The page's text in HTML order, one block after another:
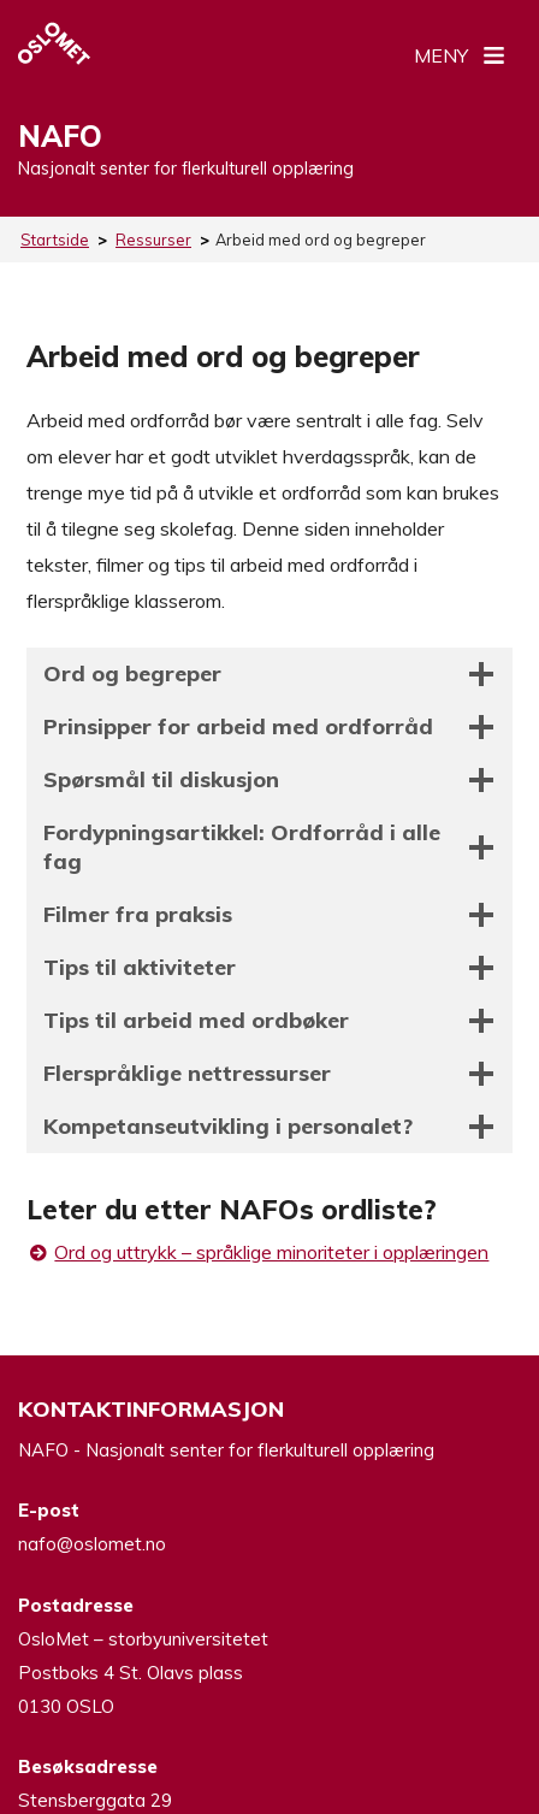
NAFO
Nasjonalt senter for flerkulturell opplæring
MENY
Startside > Ressurser > Arbeid med ord og begreper
Arbeid med ord og begreper
Arbeid med ordforråd bør være sentralt i alle fag. Selv
om elever har et godt utviklet hverdagsspråk, kan de
trenge mye tid på å utvikle et ordforråd som kan brukes
til å tilegne seg skolefag. Denne siden inneholder
tekster, filmer og tips til arbeid med ordforråd i
flerspråklige klasserom.
Ord og begreper
Prinsipper for arbeid med ordforråd
Spørsmål til diskusjon
Fordypningsartikkel: Ordforråd i alle
fag
Filmer fra praksis
Tips til aktiviteter
Tips til arbeid med ordbøker
Flerspråklige nettressurser
Kompetanseutvikling i personalet?
Leter du etter NAFOs ordliste?
Ord og uttrykk – språklige minoriteter i opplæringen
KONTAKTINFORMASJON
NAFO - Nasjonalt senter for flerkulturell opplæring
E-post
nafo@oslomet.no
Postadresse
OsloMet – storbyuniversitetet
Postboks 4 St. Olavs plass
0130 OSLO
Besøksadresse
Stensberggata 29